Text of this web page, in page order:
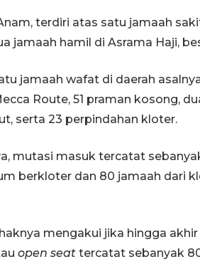
terdiri atas satu jamaah
jamaah hamil di Asrama Haji,
jamaah wafat di daerah
Route, 51 praman kosong,
serta 23 perpindahan kloter.
mutasi masuk tercatat
berkloter dan 80 jamaah dari
mengakui jika hingga
open seat tercatat sebanyak
6